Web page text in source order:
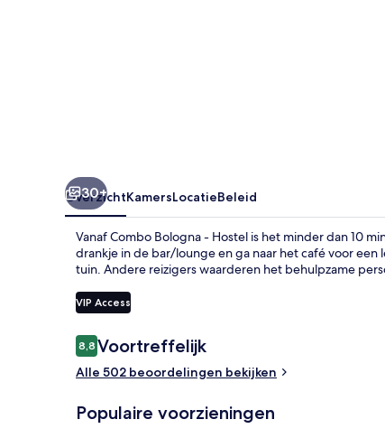
30+
OverzichtKamersLocatieBeleid
Vanaf Combo Bologna - Hostel is het minder dan 10
drankje in de bar/lounge en ga naar het café voor
tuin. Andere reizigers waarderen het behulpzame
VIP Access
Beoordelingen
8,88,8 op 10 –
Voortreffelijk
Alle 502 beoordelingen bekijken
Populaire voorzieningen